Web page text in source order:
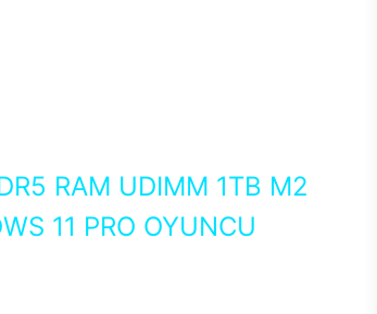
RAM UDIMM 1TB M2
11 PRO OYUNCU